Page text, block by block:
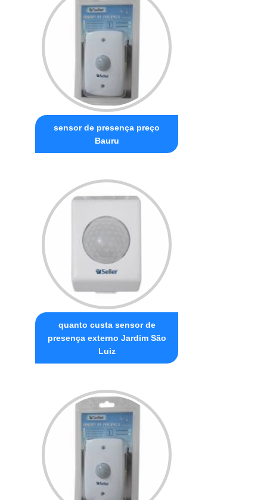
sensor de presença preço
Bauru
quanto custa sensor de
presença externo Jardim São
Luiz